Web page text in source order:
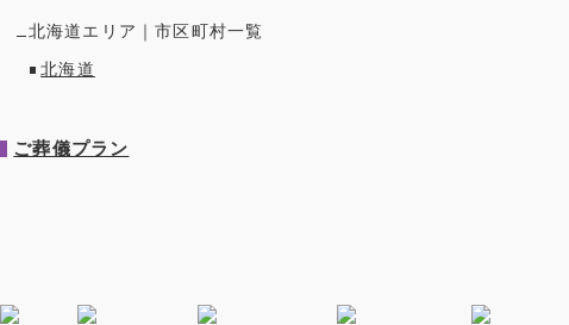
北海道エリア｜市区町村一覧
北海道
ご葬儀プラン